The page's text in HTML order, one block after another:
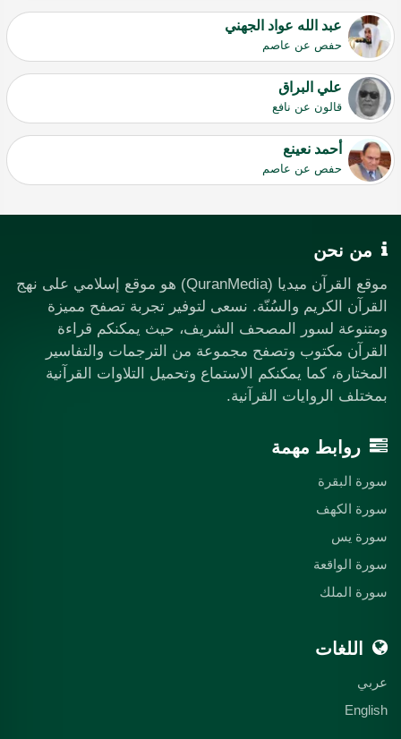
عبد الله عواد الجهني
حفص عن عاصم
علي البراق
قالون عن نافع
أحمد نعينع
حفص عن عاصم
من نحن
موقع القرآن ميديا (QuranMedia) هو موقع إسلامي على نهج
القرآن الكريم والسُنّة. نسعى لتوفير تجربة تصفح مميزة
ومتنوعة لسور المصحف الشريف، حيث يمكنكم قراءة
القرآن مكتوب وتصفح مجموعة من الترجمات والتفاسير
المختارة، كما يمكنكم الاستماع وتحميل التلاوات القرآنية
بمختلف الروايات القرآنية.
روابط مهمة
سورة البقرة
سورة الكهف
سورة يس
سورة الواقعة
سورة الملك
اللغات
عربي
English